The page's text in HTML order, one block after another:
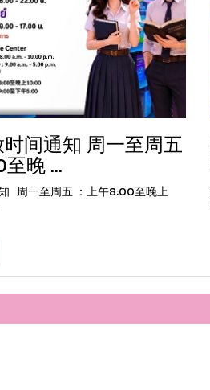
间通知 周一至周五
晚 ...
周一至周五 ：上午8:00至晚上